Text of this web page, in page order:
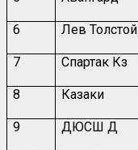
6 Лев Толстой
7 Спартак Кз
8 Казаки
9 ДЮСШ Д